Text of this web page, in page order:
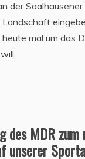
der
mal um das
des MDR zum
unserer